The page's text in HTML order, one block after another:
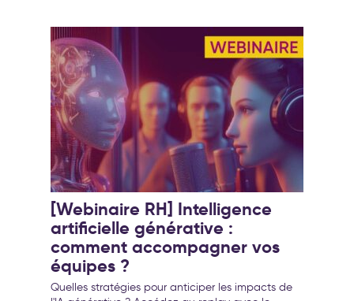
[Webinaire RH] Intelligence
artificielle générative :
comment accompagner vos
équipes ?
Quelles stratégies pour anticiper les impacts de